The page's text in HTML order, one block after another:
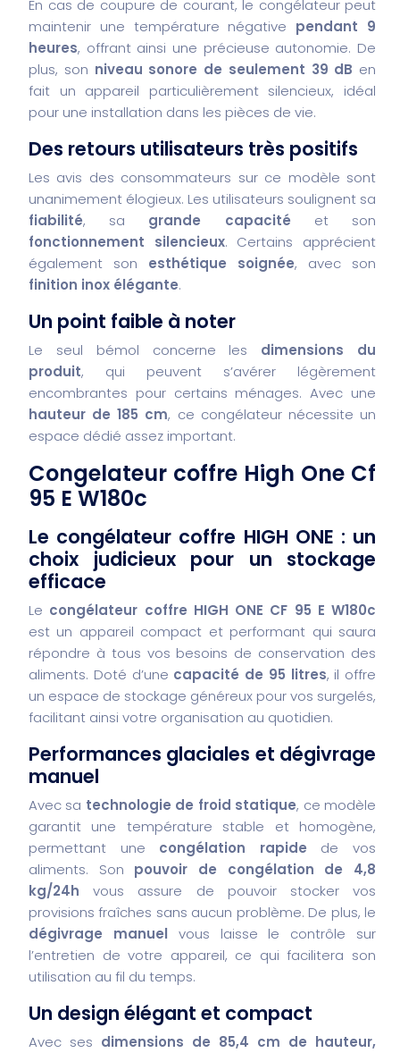
En cas de coupure de courant, le congélateur peut
maintenir une température négative pendant 9
heures, offrant ainsi une précieuse autonomie. De
plus, son niveau sonore de seulement 39 dB en
fait un appareil particulièrement silencieux, idéal
pour une installation dans les pièces de vie.
Des retours utilisateurs très positifs
Les avis des consommateurs sur ce modèle sont
unanimement élogieux. Les utilisateurs soulignent sa
fiabilité, sa grande capacité et son
fonctionnement silencieux. Certains apprécient
également son esthétique soignée, avec son
finition inox élégante.
Un point faible à noter
Le seul bémol concerne les dimensions du
produit, qui peuvent s’avérer légèrement
encombrantes pour certains ménages. Avec une
hauteur de 185 cm, ce congélateur nécessite un
espace dédié assez important.
Congelateur coffre High One Cf
95 E W180c
Le congélateur coffre HIGH ONE : un
choix judicieux pour un stockage
efficace
Le congélateur coffre HIGH ONE CF 95 E W180c
est un appareil compact et performant qui saura
répondre à tous vos besoins de conservation des
aliments. Doté d’une capacité de 95 litres, il offre
un espace de stockage généreux pour vos surgelés,
facilitant ainsi votre organisation au quotidien.
Performances glaciales et dégivrage
manuel
Avec sa technologie de froid statique, ce modèle
garantit une température stable et homogène,
permettant une congélation rapide de vos
aliments. Son pouvoir de congélation de 4,8
kg/24h vous assure de pouvoir stocker vos
provisions fraîches sans aucun problème. De plus, le
dégivrage manuel vous laisse le contrôle sur
l’entretien de votre appareil, ce qui facilitera son
utilisation au fil du temps.
Un design élégant et compact
Avec ses dimensions de 85,4 cm de hauteur,